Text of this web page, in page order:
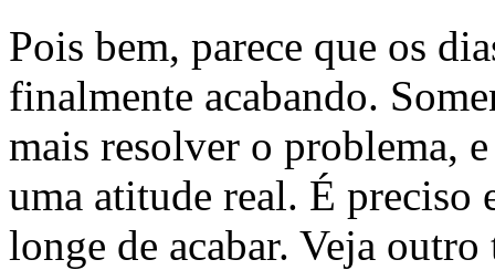
Pois bem, parece que os
finalmente acabando.
mais resolver o problema,
uma atitude real. É preciso
longe de acabar. Veja